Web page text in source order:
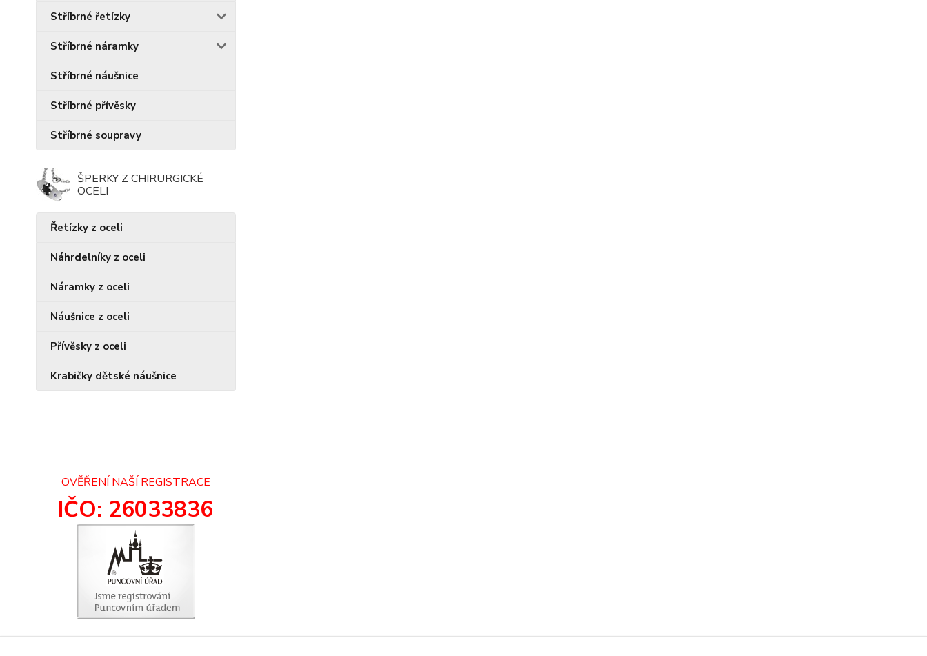
Stříbrné řetízky
Stříbrné náramky
Stříbrné náušnice
Stříbrné přívěsky
Stříbrné soupravy
ŠPERKY Z CHIRURGICKÉ
OCELI
Řetízky z oceli
Náhrdelníky z oceli
Náramky z oceli
Náušnice z oceli
Přívěsky z oceli
Krabičky dětské náušnice
OVĚŘENÍ NAŠÍ REGISTRACE
IČO: 26033836